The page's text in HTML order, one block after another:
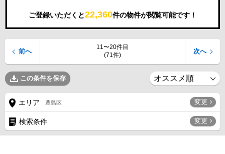
ご登録いただくと22,360件の物件が閲覧可能です！
11〜20件目
(71件)
前へ 次へ
この条件を保存
エリア 豊島区 変更
検索条件 変更